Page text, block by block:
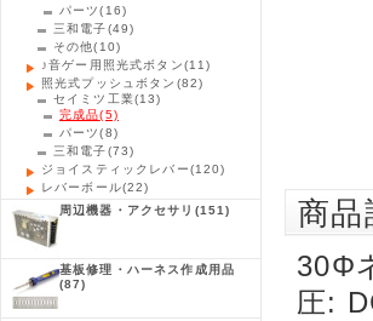
パーツ(16)
三和電子(49)
その他(10)
♪音ゲー用照光式ボタン(11)
照光式プッシュボタン (82)
セイミツ工業(13)
完成品(5)
パーツ(8)
三和電子(73)
ジョイスティックレバー(120)
レバーボール(22)
周辺機器・アクセサリ (151)
基板修理・ハーネス作成用品
(87)
商
30Φ
圧: